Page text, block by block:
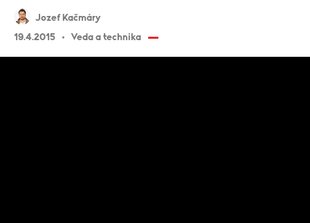
Jozef Kačmáry
19.4.2015
Veda a technika